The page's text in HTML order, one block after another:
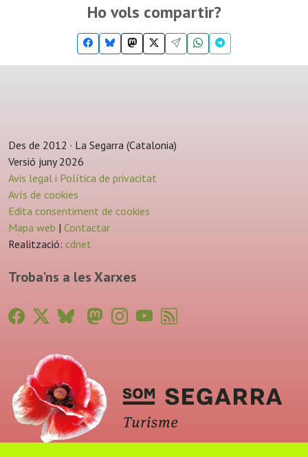
Ho vols compartir?
Des de 2012 · La Segarra (Catalonia)
Versió juny 2026
Avis legal i Política de privacitat
Avís de cookies
Edita consentiment de cookies
Mapa web | Contactar
Realització: cdnet
Troba'ns a les Xarxes